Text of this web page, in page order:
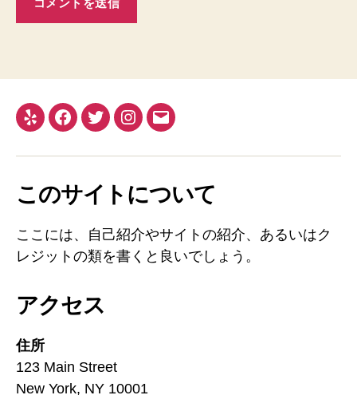
このサイトについて
ここには、自己紹介やサイトの紹介、あるいはク
レジットの類を書くと良いでしょう。
アクセス
住所
123 Main Street
New York, NY 10001